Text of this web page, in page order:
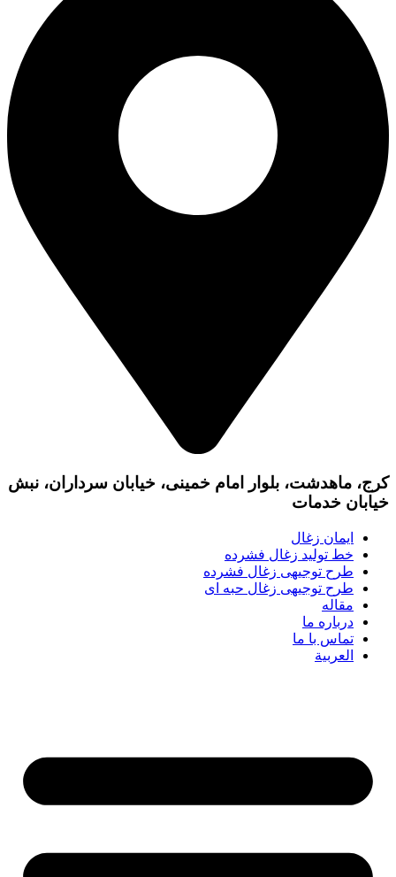
کرج، ماهدشت، بلوار امام خمینی، خیابان سرداران، نبش
خیابان خدمات
ایمان زغال
خط تولید زغال فشرده
طرح توجیهی زغال فشرده
طرح توجیهی زغال حبه ای
مقاله
درباره ما
تماس با ما
العربية